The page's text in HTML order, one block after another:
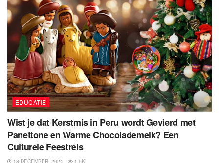
EDUCATIE
Wist je dat Kerstmis in Peru wordt Gevierd met
Panettone en Warme Chocolademelk? Een
Culturele Feestreis
18 DECEMBER, 2024 1.5K